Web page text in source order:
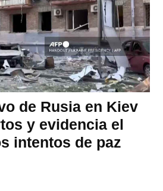
de Rusia en Kiev
y evidencia el
intentos de paz